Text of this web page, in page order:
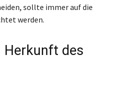
sollte immer auf die
werden.
Herkunft des